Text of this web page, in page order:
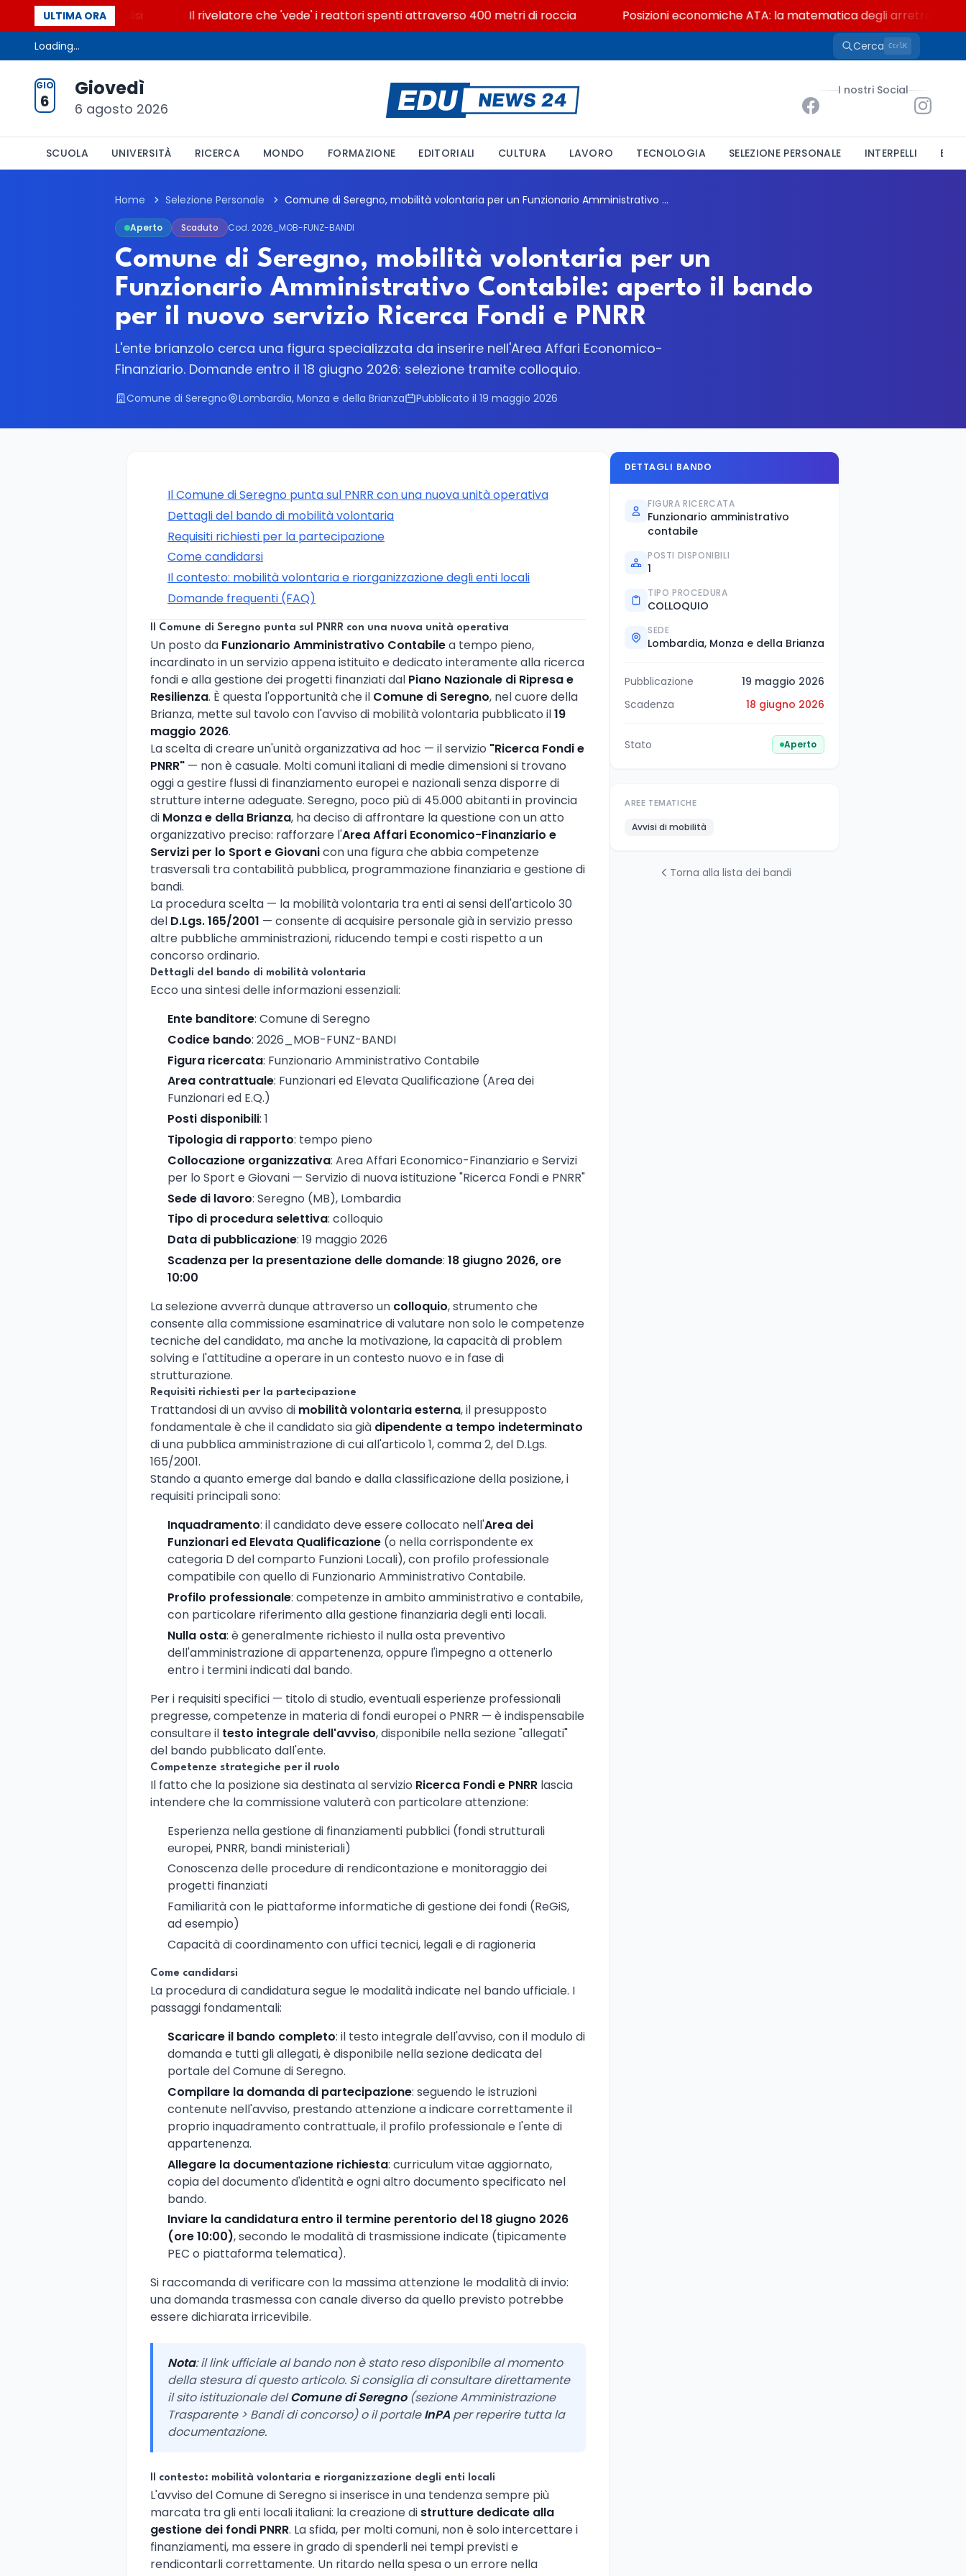
ULTIMA ORA
accende la glicolisi Il rivelatore che 'vede' i reattori spenti attraverso 400 metri di roccia Posizioni economiche ATA: la matematica degli arretrati fino a
Loading... Cerca CtrlK
GIO
6
Giovedì
6 agosto 2026
I nostri Social
SCUOLA UNIVERSITÀ RICERCA MONDO FORMAZIONE EDITORIALI CULTURA LAVORO TECNOLOGIA SELEZIONE PERSONALE INTERPELLI
Home Selezione Personale Comune di Seregno, mobilità volontaria per un Funzionario Amministrativo Contabile: aperto il bando per il nuovo servizio Ricerca Fondi e PNRR
Aperto Scaduto Cod. 2026_MOB-FUNZ-BANDI
Comune di Seregno, mobilità volontaria per un
Funzionario Amministrativo Contabile: aperto il bando
per il nuovo servizio Ricerca Fondi e PNRR
L'ente brianzolo cerca una figura specializzata da inserire nell'Area Affari Economico-
Finanziario. Domande entro il 18 giugno 2026: selezione tramite colloquio.
Comune di Seregno Lombardia, Monza e della Brianza Pubblicato il 19 maggio 2026
Il Comune di Seregno punta sul PNRR con una nuova unità operativa
Dettagli del bando di mobilità volontaria
Requisiti richiesti per la partecipazione
Come candidarsi
Il contesto: mobilità volontaria e riorganizzazione degli enti locali
Domande frequenti (FAQ)
Il Comune di Seregno punta sul PNRR con una nuova unità operativa
Un posto da Funzionario Amministrativo Contabilea tempo pieno,
incardinato in un servizio appena istituito e dedicato interamente alla ricerca
fondi e alla gestione dei progetti finanziati dal Piano Nazionale di Ripresa e
Resilienza. È questa l'opportunità che il Comune di Seregno, nel cuore della
Brianza, mette sul tavolo con l'avviso di mobilità volontaria pubblicato il19
maggio 2026.
La scelta di creare un'unità organizzativa ad hoc — il servizio "Ricerca Fondi e
PNRR" — non è casuale. Molti comuni italiani di medie dimensioni si trovano
oggi a gestire flussi di finanziamento europei e nazionali senza disporre di
strutture interne adeguate. Seregno, poco più di 45.000 abitanti in provincia
di Monza e della Brianza, ha deciso di affrontare la questione con un atto
organizzativo preciso: rafforzare l'Area Affari Economico-Finanziario e
Servizi per lo Sport e Giovanicon una figura che abbia competenze
trasversali tra contabilità pubblica, programmazione finanziaria e gestione di
bandi.
La procedura scelta — la mobilità volontaria tra enti ai sensi dell'articolo 30
del D.Lgs. 165/2001 — consente di acquisire personale già in servizio presso
altre pubbliche amministrazioni, riducendo tempi e costi rispetto a un
concorso ordinario.
Dettagli del bando di mobilità volontaria
Ecco una sintesi delle informazioni essenziali:
Ente banditore: Comune di Seregno
Codice bando: 2026_MOB-FUNZ-BANDI
Figura ricercata: Funzionario Amministrativo Contabile
Area contrattuale: Funzionari ed Elevata Qualificazione (Area dei
Funzionari ed E.Q.)
Posti disponibili: 1
Tipologia di rapporto: tempo pieno
Collocazione organizzativa: Area Affari Economico-Finanziario e Servizi
per lo Sport e Giovani — Servizio di nuova istituzione "Ricerca Fondi e PNRR"
Sede di lavoro: Seregno (MB), Lombardia
Tipo di procedura selettiva: colloquio
Data di pubblicazione: 19 maggio 2026
Scadenza per la presentazione delle domande: 18 giugno 2026, ore
10:00
La selezione avverrà dunque attraverso un colloquio, strumento che
consente alla commissione esaminatrice di valutare non solo le competenze
tecniche del candidato, ma anche la motivazione, la capacità di problem
solving e l'attitudine a operare in un contesto nuovo e in fase di
strutturazione.
Requisiti richiesti per la partecipazione
Trattandosi di un avviso di mobilità volontaria esterna, il presupposto
fondamentale è che il candidato sia già dipendente a tempo indeterminato
di una pubblica amministrazione di cui all'articolo 1, comma 2, del D.Lgs.
165/2001.
Stando a quanto emerge dal bando e dalla classificazione della posizione, i
requisiti principali sono:
Inquadramento: il candidato deve essere collocato nell'Area dei
Funzionari ed Elevata Qualificazione (o nella corrispondente ex
categoria D del comparto Funzioni Locali), con profilo professionale
compatibile con quello di Funzionario Amministrativo Contabile.
Profilo professionale: competenze in ambito amministrativo e contabile,
con particolare riferimento alla gestione finanziaria degli enti locali.
Nulla osta: è generalmente richiesto il nulla osta preventivo
dell'amministrazione di appartenenza, oppure l'impegno a ottenerlo
entro i termini indicati dal bando.
Per i requisiti specifici — titolo di studio, eventuali esperienze professionali
pregresse, competenze in materia di fondi europei o PNRR — è indispensabile
consultare il testo integrale dell'avviso, disponibile nella sezione "allegati"
del bando pubblicato dall'ente.
Competenze strategiche per il ruolo
Il fatto che la posizione sia destinata al servizio Ricerca Fondi e PNRR lascia
intendere che la commissione valuterà con particolare attenzione:
Esperienza nella gestione di finanziamenti pubblici (fondi strutturali
europei, PNRR, bandi ministeriali)
Conoscenza delle procedure di rendicontazione e monitoraggio dei
progetti finanziati
Familiarità con le piattaforme informatiche di gestione dei fondi (ReGiS,
ad esempio)
Capacità di coordinamento con uffici tecnici, legali e di ragioneria
Come candidarsi
La procedura di candidatura segue le modalità indicate nel bando ufficiale. I
passaggi fondamentali:
Scaricare il bando completo: il testo integrale dell'avviso, con il modulo di
domanda e tutti gli allegati, è disponibile nella sezione dedicata del
portale del Comune di Seregno.
Compilare la domanda di partecipazione: seguendo le istruzioni
contenute nell'avviso, prestando attenzione a indicare correttamente il
proprio inquadramento contrattuale, il profilo professionale e l'ente di
appartenenza.
Allegare la documentazione richiesta: curriculum vitae aggiornato,
copia del documento d'identità e ogni altro documento specificato nel
bando.
Inviare la candidatura entro il termine perentorio del 18 giugno 2026
(ore 10:00), secondo le modalità di trasmissione indicate (tipicamente
PEC o piattaforma telematica).
Si raccomanda di verificare con la massima attenzione le modalità di invio:
una domanda trasmessa con canale diverso da quello previsto potrebbe
essere dichiarata irricevibile.
Nota: il link ufficiale al bando non è stato reso disponibile al momento
della stesura di questo articolo. Si consiglia di consultare direttamente
il sito istituzionale delComune di Seregno(sezione Amministrazione
Trasparente > Bandi di concorso) o il portaleInPA per reperire tutta la
documentazione.
Il contesto: mobilità volontaria e riorganizzazione degli enti locali
L'avviso del Comune di Seregno si inserisce in una tendenza sempre più
marcata tra gli enti locali italiani: la creazione di strutture dedicate alla
gestione dei fondi PNRR. La sfida, per molti comuni, non è solo intercettare i
finanziamenti, ma essere in grado di spenderli nei tempi previsti e
rendicontarli correttamente. Un ritardo nella spesa o un errore nella
DETTAGLI BANDO
FIGURA RICERCATA
Funzionario amministrativo
contabile
POSTI DISPONIBILI
1
TIPO PROCEDURA
COLLOQUIO
SEDE
Lombardia, Monza e della Brianza
Pubblicazione
19 maggio 2026
Scadenza
18 giugno 2026
Stato Aperto
AREE TEMATICHE
Avvisi di mobilità
Torna alla lista dei bandi